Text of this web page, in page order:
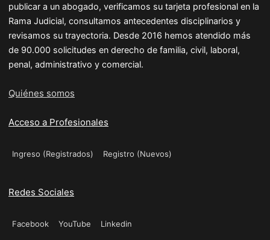
publicar a un abogado, verificamos su tarjeta profesional en la
Rama Judicial, consultamos antecedentes disciplinarios y
revisamos su trayectoria. Desde 2016 hemos atendido más
de 90.000 solicitudes en derecho de familia, civil, laboral,
penal, administrativo y comercial.
Quiénes somos
Acceso a Profesionales
Ingreso (Registrados) Registro (Nuevos)
Redes Sociales
Facebook YouTube Linkedin